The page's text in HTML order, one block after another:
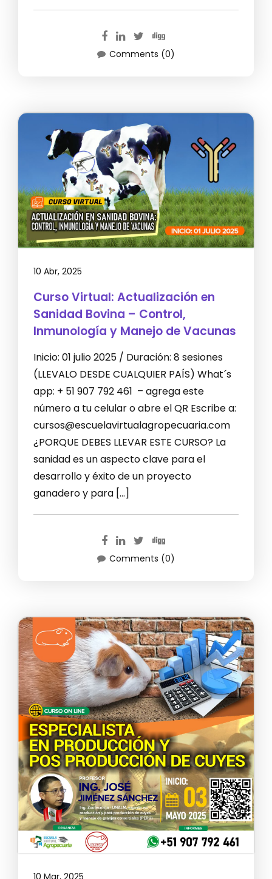
Comments (0)
10 Abr, 2025
Curso Virtual: Actualización en
Sanidad Bovina – Control,
Inmunología y Manejo de Vacunas
Inicio: 01 julio 2025 / Duración: 8 sesiones
(LLEVALO DESDE CUALQUIER PAÍS) What´s
app: + 51 907 792 461 – agrega este
número a tu celular o abre el QR Escribe a:
cursos@escuelavirtualagropecuaria.com
¿PORQUE DEBES LLEVAR ESTE CURSO? La
sanidad es un aspecto clave para el
desarrollo y éxito de un proyecto
ganadero y para […]
Comments (0)
10 Mar, 2025